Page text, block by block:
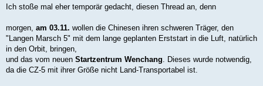
n
g
e
s
n
e
B
Ich stoße mal eher temporär gedacht, diesen Thread an, denn
morgen, am 03.11. wollen die Chinesen ihren schweren Träger, den
"Langen Marsch 5" mit dem lange geplanten Erststart in die Luft, natürlich
in den Orbit, bringen,
und das vom neuen Startzentrum Wenchang. Dieses wurde notwendig,
da die CZ-5 mit ihrer Größe nicht Land-Transportabel ist.